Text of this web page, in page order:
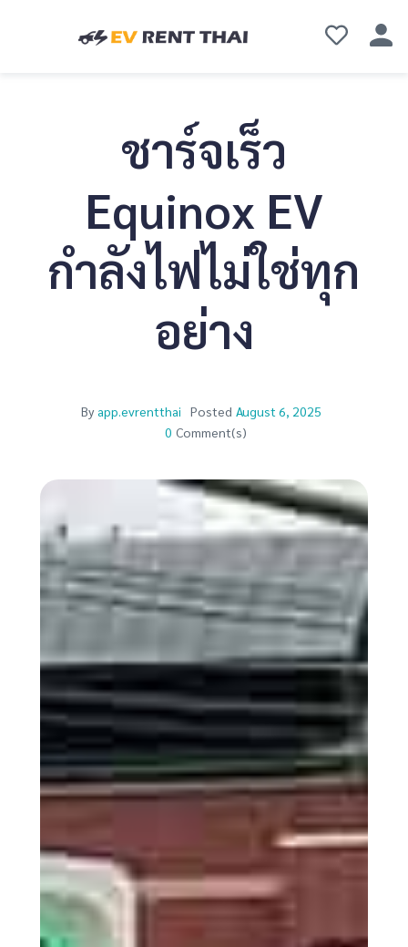
ชาร์จเร็ว
Equinox EV
กำลังไฟไม่ใช่ทุก
อย่าง
By app.evrentthai Posted August 6, 2025
0 Comment(s)